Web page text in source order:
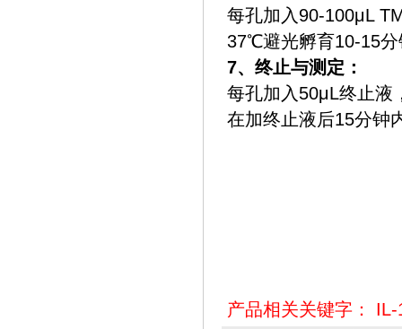
每孔加入90-100μL
37℃避光孵育10-15分
‌7、终止与测定‌：
每孔加入50μL终止液
在加终止液后15分钟
产品相关关键字： IL-